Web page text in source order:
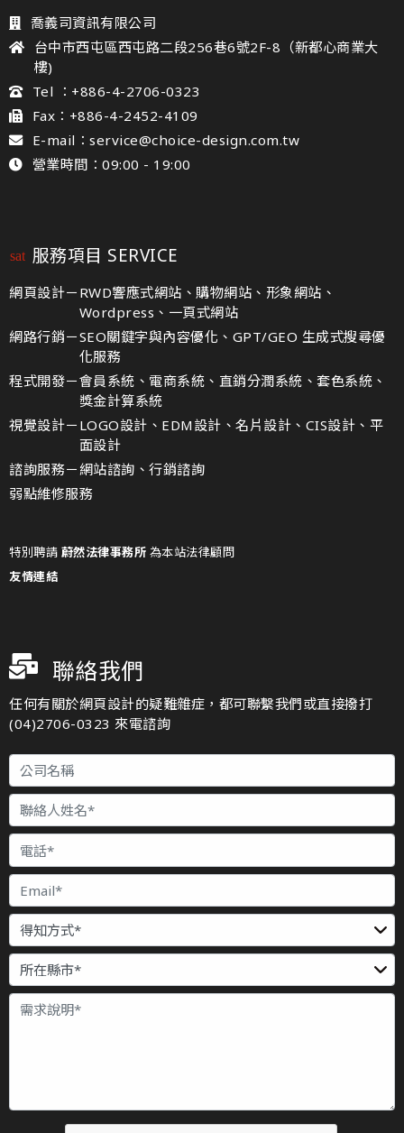
喬義司資訊有限公司
台中市西屯區西屯路二段256巷6號2F-8（新都心商業大
樓)
Tel ：+886-4-2706-0323
Fax：+886-4-2452-4109
E-mail：service@choice-design.com.tw
營業時間：09:00 - 19:00
服務項目 SERVICE
網頁設計－ RWD響應式網站、購物網站、形象網站、
Wordpress、一頁式網站
網路行銷－SEO關鍵字與內容優化、GPT/GEO 生成式搜尋優
化服務
程式開發－會員系統、電商系統、直銷分潤系統、套色系統、
獎金計算系統
視覺設計－ LOGO設計、EDM設計、名片設計、CIS設計、平
面設計
諮詢服務－ 網站諮詢、行銷諮詢
弱點維修服務
特別聘請 蔚然法律事務所 為本站法律顧問
友情連結
聯絡我們
任何有關於網頁設計的疑難雜症，都可聯繫我們或直接撥打
(04)2706-0323 來電諮詢